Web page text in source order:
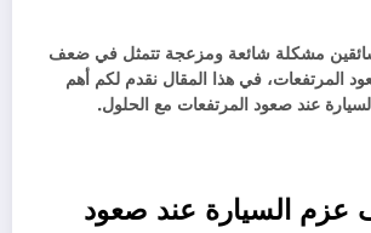
مشكلة شائعة ومزعجة تتمثل في ضعف
المرتفعات، في هذا المقال نقدم لكم أهم
عند صعود المرتفعات مع الحلول.
السيارة عند صعود